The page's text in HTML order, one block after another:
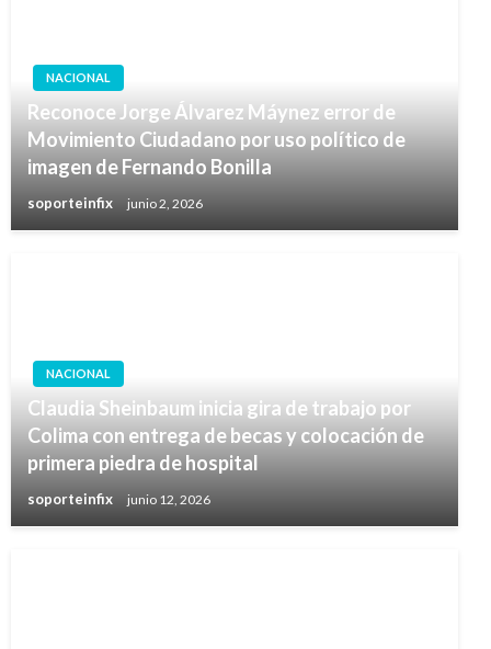
NACIONAL
Reconoce Jorge Álvarez Máynez error de
Movimiento Ciudadano por uso político de
imagen de Fernando Bonilla
soporteinfix junio 2, 2026
NACIONAL
Claudia Sheinbaum inicia gira de trabajo por
Colima con entrega de becas y colocación de
primera piedra de hospital
soporteinfix junio 12, 2026